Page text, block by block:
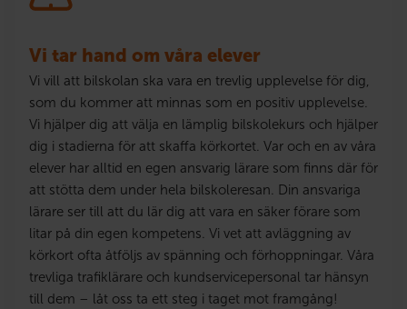
Vi tar hand om våra elever
Vi vill att bilskolan ska vara en trevlig upplevelse för dig,
som du kommer att minnas som en positiv upplevelse.
Vi hjälper dig att välja en lämplig bilskolekurs och hjälper
dig i stadierna för att skaffa körkortet. Var och en av våra
elever har alltid en egen ansvarig lärare som finns där för
att stötta dem under hela bilskoleresan. Din ansvariga
lärare ser till att du lär dig att vara en säker förare som
litar på din egen kompetens. Vi vet att avläggning av
körkort ofta åtföljs av spänning och förhoppningar. Våra
trevliga trafiklärare och kundservicepersonal tar hänsyn
till dem – låt oss ta ett steg i taget mot framgång!